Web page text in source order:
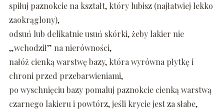
spiłuj paznokcie na kształt, który lubisz (najłatwiej lekko
zaokrąglony),
odsuń lub delikatnie usuń skórki, żeby lakier nie
„wchodził” na nierówności,
nałóż cienką warstwę bazy, która wyrówna płytkę i
chroni przed przebarwieniami,
po wyschnięciu bazy pomaluj paznokcie cienką warstwą
czarnego lakieru i powtórz, jeśli krycie jest za słabe,